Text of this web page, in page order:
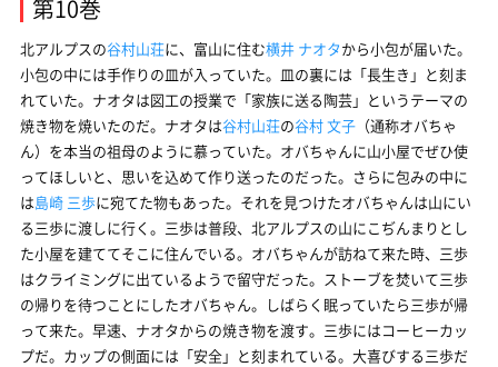
第10巻
北アルプスの谷村山荘に、富山に住む横井 ナオタから小包が届いた。
小包の中には手作りの皿が入っていた。皿の裏には「長生き」と刻ま
れていた。ナオタは図工の授業で「家族に送る陶芸」というテーマの
焼き物を焼いたのだ。ナオタは谷村山荘の谷村 文子 （通称オバちゃ
ん）を本当の祖母のように慕っていた。オバちゃんに山小屋でぜひ使
ってほしいと、思いを込めて作り送ったのだった。さらに包みの中に
は島崎 三歩に宛てた物もあった。それを見つけたオバちゃんは山にい
る三歩に渡しに行く。三歩は普段、北アルプスの山にこぢんまりとし
た小屋を建ててそこに住んでいる。オバちゃんが訪ねて来た時、三歩
はクライミングに出ているようで留守だった。ストーブを焚いて三歩
の帰りを待つことにしたオバちゃん。しばらく眠っていたら三歩が帰
って来た。早速、ナオタからの焼き物を渡す。三歩にはコーヒーカッ
プだ。カップの側面には「安全」と刻まれている。大喜びする三歩だ